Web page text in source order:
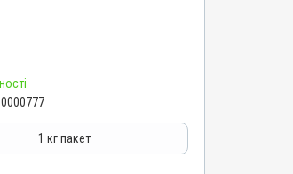
10
Протипаразитарні
1 кг пакет